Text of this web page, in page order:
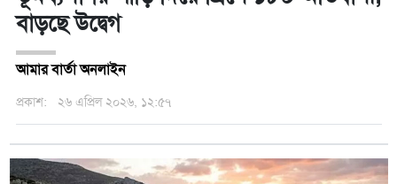
বাড়ছে উদ্বেগ
আমার বার্তা অনলাইন
প্রকাশ: ২৬ এপ্রিল ২০২৬, ১২:৫৭